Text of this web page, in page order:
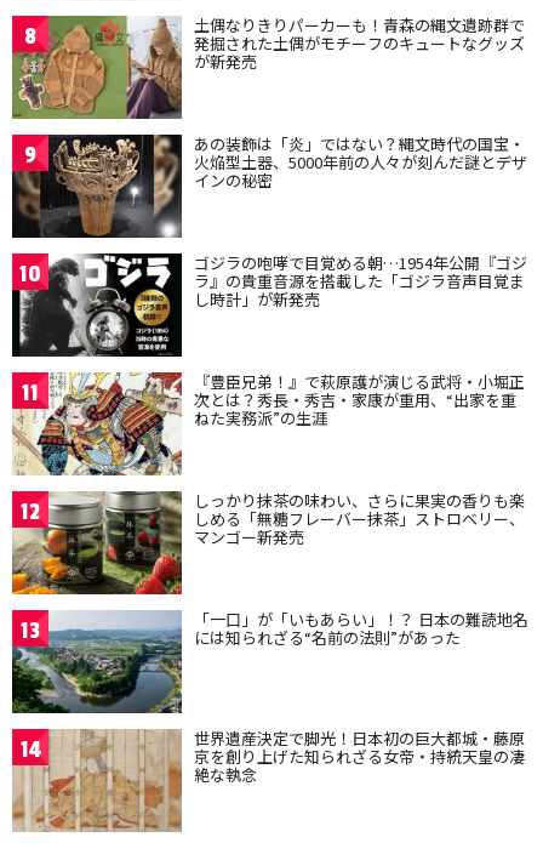
8 土偶なりきりパーカーも！青森の縄文遺跡群で
発掘された土偶がモチーフのキュートなグッズ
が新発売
9 あの装飾は「炎」ではない？縄文時代の国宝・
火焔型土器、5000年前の人々が刻んだ謎とデザ
インの秘密
10 ゴジラの咆哮で目覚める朝…1954年公開『ゴジ
ラ』の貴重音源を搭載した「ゴジラ音声目覚ま
し時計」が新発売
11 『豊臣兄弟！』で萩原護が演じる武将・小堀正
次とは？秀長・秀吉・家康が重用、“出家を重
ねた実務派”の生涯
12 しっかり抹茶の味わい、さらに果実の香りも楽
しめる「無糖フレーバー抹茶」ストロベリー、
マンゴー新発売
13 「一口」が「いもあらい」！？ 日本の難読地名
には知られざる“名前の法則”があった
14 世界遺産決定で脚光！日本初の巨大都城・藤原
京を創り上げた知られざる女帝・持統天皇の凄
絶な執念